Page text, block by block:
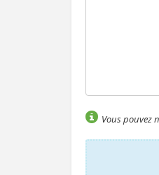
Vous pouvez